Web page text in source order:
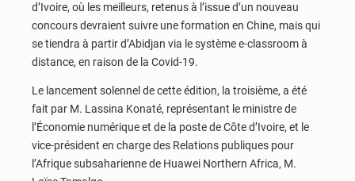
d’Ivoire, où les meilleurs, retenus à l’issue d’un nouveau
concours devraient suivre une formation en Chine, mais qui
se tiendra à partir d’Abidjan via le système e-classroom à
distance, en raison de la Covid-19.
Le lancement solennel de cette édition, la troisième, a été
fait par M. Lassina Konaté, représentant le ministre de
l’Économie numérique et de la poste de Côte d’Ivoire, et le
vice-président en charge des Relations publiques pour
l’Afrique subsaharienne de Huawei Northern Africa, M.